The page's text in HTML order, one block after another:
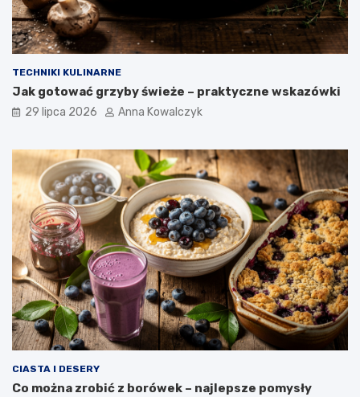
TECHNIKI KULINARNE
Jak gotować grzyby świeże – praktyczne wskazówki
29 lipca 2026 Anna Kowalczyk
CIASTA I DESERY
Co można zrobić z borówek – najlepsze pomysły